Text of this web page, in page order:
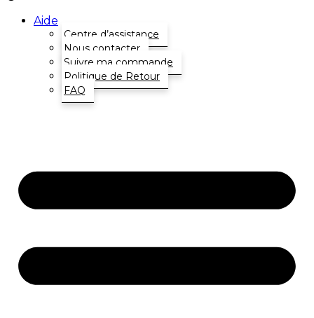
Aide
Centre d’assistance
Nous contacter
Suivre ma commande
Politique de Retour
FAQ